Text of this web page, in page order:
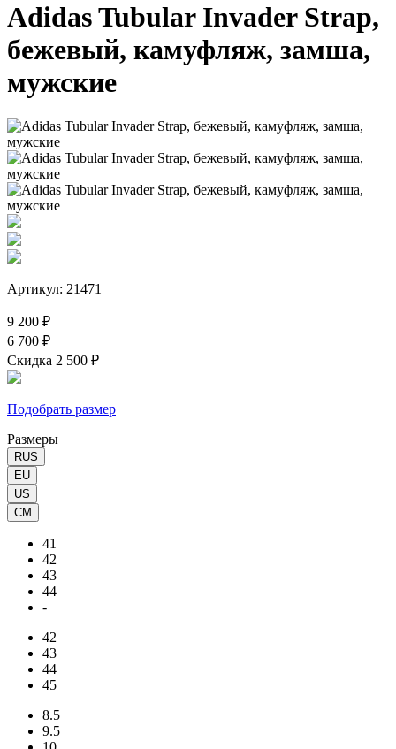
Adidas Tubular Invader Strap,
бежевый, камуфляж, замша,
мужские
Артикул: 21471
9 200 ₽
6 700 ₽
Скидка 2 500 ₽
Подобрать размер
Размеры
RUS
EU
US
CM
41
42
43
44
-
42
43
44
45
8.5
9.5